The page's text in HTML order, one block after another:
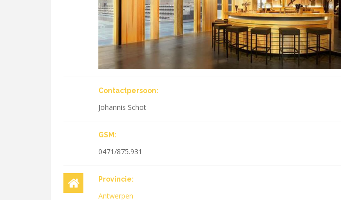
Contactpersoon:
Johannis Schot
GSM:
0471/875.931
Provincie:
Antwerpen